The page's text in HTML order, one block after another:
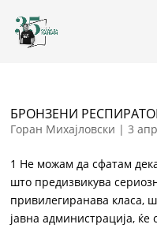
БРОНЗЕНИ
Горан Михајловски |3
1 Не можам да сфатам
што предизвикува
привилегиранава класа,
јавна администрација,